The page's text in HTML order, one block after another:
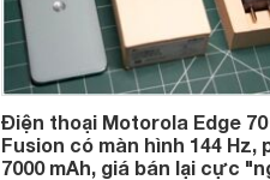
Điện thoại Motorola Edge 70
Fusion có màn hình 144 Hz,
7000 mAh, giá bán lại cực